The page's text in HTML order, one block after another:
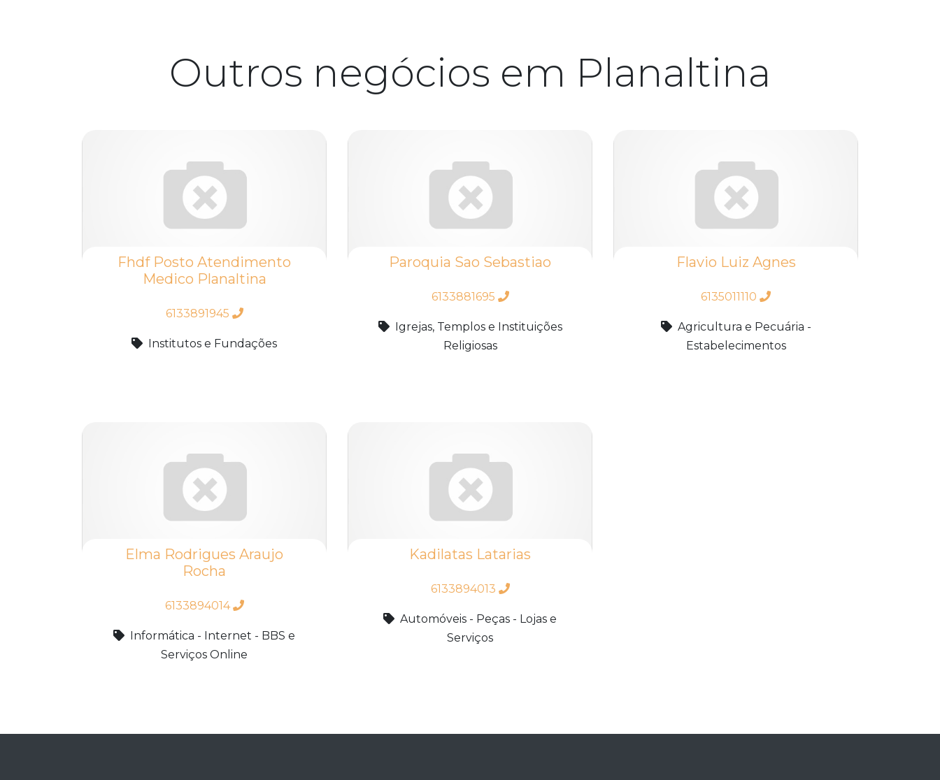
Outros negócios em Planaltina
Fhdf Posto Atendimento
Medico Planaltina
6133891945
Institutos e Fundações
Paroquia Sao Sebastiao
6133881695
Igrejas, Templos e Instituições
Religiosas
Flavio Luiz Agnes
6135011110
Agricultura e Pecuária -
Estabelecimentos
Elma Rodrigues Araujo
Rocha
6133894014
Informática - Internet - BBS e
Serviços Online
Kadilatas Latarias
6133894013
Automóveis - Peças - Lojas e
Serviços